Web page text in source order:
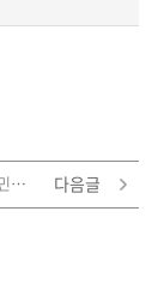
관악구 주민이 활용할 수 있는 정신건강복지서비스 다음글